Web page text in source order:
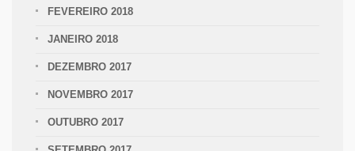
FEVEREIRO 2018
JANEIRO 2018
DEZEMBRO 2017
NOVEMBRO 2017
OUTUBRO 2017